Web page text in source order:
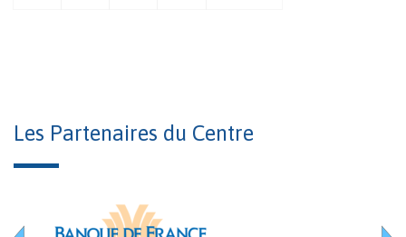
Les Partenaires du Centre